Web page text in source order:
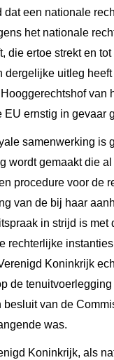
een nationale
het nationale
die ertoe strekt en
uitleg
van
ernstig in gevaar
samenwerking is
wordt gemaakt die
procedure voor de
van de bij haar
in strijd is
rechterlijke
Koninkrijk
de
van de
was.
Koninkrijk, als